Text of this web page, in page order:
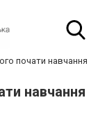
почати навчання
навчання